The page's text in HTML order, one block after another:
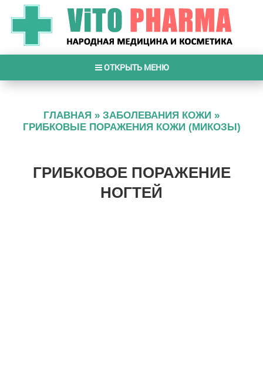
ОТКРЫТЬ МЕНЮ
ГЛАВНАЯ » ЗАБОЛЕВАНИЯ КОЖИ »
ГРИБКОВЫЕ ПОРАЖЕНИЯ КОЖИ (МИКОЗЫ)
ГРИБКОВОЕ ПОРАЖЕНИЕ
НОГТЕЙ